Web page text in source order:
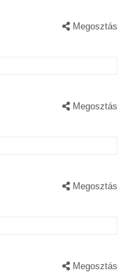
Megosztás
Megosztás
Megosztás
Megosztás